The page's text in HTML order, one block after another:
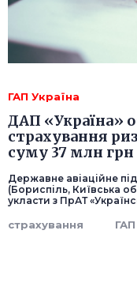
ГАП Україна
ДАП «Україна»
страхування
суму 37 млн грн
Державне авіаційне
(Бориспіль, Київська
укласти з ПрАТ
страхування